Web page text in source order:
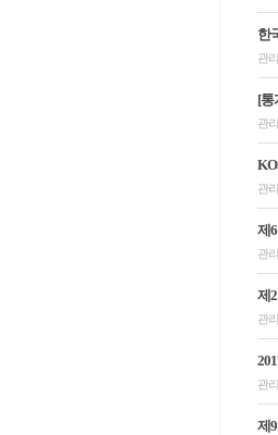
한
관
[통
관
관
제
관
제
관
관
제